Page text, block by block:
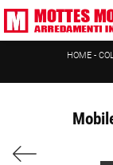
HOME -